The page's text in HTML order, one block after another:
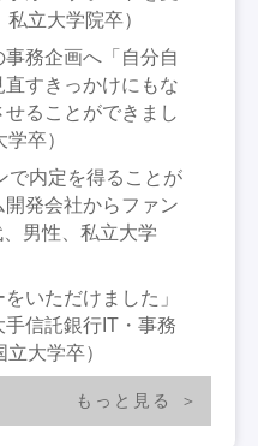
立大学院卒）
務企画へ「自分自
すきっかけにもな
ることができまし
卒）
で内定を得ることが
発会社からファン
男性、私立大学
いただけました」
信託銀行IT・事務
大学卒）
もっと見る